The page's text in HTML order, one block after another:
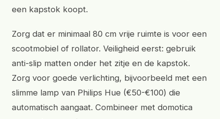
een kapstok koopt.
Zorg dat er minimaal 80 cm vrije ruimte is voor een
scootmobiel of rollator. Veiligheid eerst: gebruik
anti-slip matten onder het zitje en de kapstok.
Zorg voor goede verlichting, bijvoorbeeld met een
slimme lamp van Philips Hue (€50-€100) die
automatisch aangaat. Combineer met domotica